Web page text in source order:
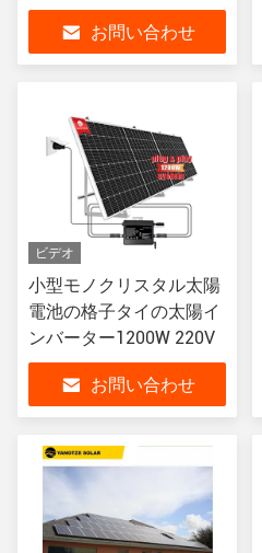
お問い合わせ
ビデオ
小型モノクリスタル太陽
電池の格子タイの太陽イ
ンバーター1200W 220V
お問い合わせ